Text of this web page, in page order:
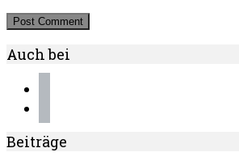
Auch bei
Beiträge